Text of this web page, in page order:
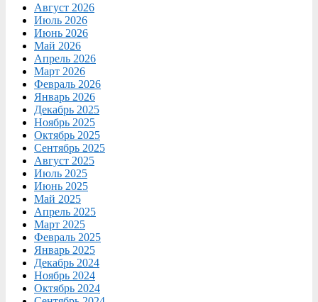
Август 2026
Июль 2026
Июнь 2026
Май 2026
Апрель 2026
Март 2026
Февраль 2026
Январь 2026
Декабрь 2025
Ноябрь 2025
Октябрь 2025
Сентябрь 2025
Август 2025
Июль 2025
Июнь 2025
Май 2025
Апрель 2025
Март 2025
Февраль 2025
Январь 2025
Декабрь 2024
Ноябрь 2024
Октябрь 2024